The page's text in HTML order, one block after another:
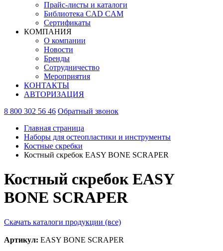
Прайс-листы и каталоги
Библиотека CAD CAM
Сертификаты
КОМПАНИЯ
О компании
Новости
Бренды
Сотрудничество
Мероприятия
КОНТАКТЫ
АВТОРИЗАЦИЯ
8 800 302 56 46 Обратный звонок
Главная страница
Наборы для остеопластики и инструменты
Костные скребки
Костный скребок EASY BONE SCRAPER
Костный скребок EASY
BONE SCRAPER
Скачать каталоги продукции (все)
Артикул: EASY BONE SCRAPER